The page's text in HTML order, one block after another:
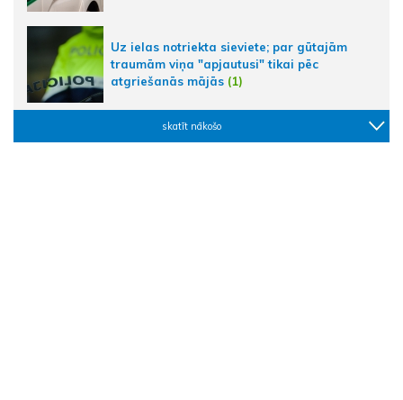
Uz ielas notriekta sieviete; par gūtajām
traumām viņa "apjautusi" tikai pēc
atgriešanās mājās (1)
skatīt nākošo